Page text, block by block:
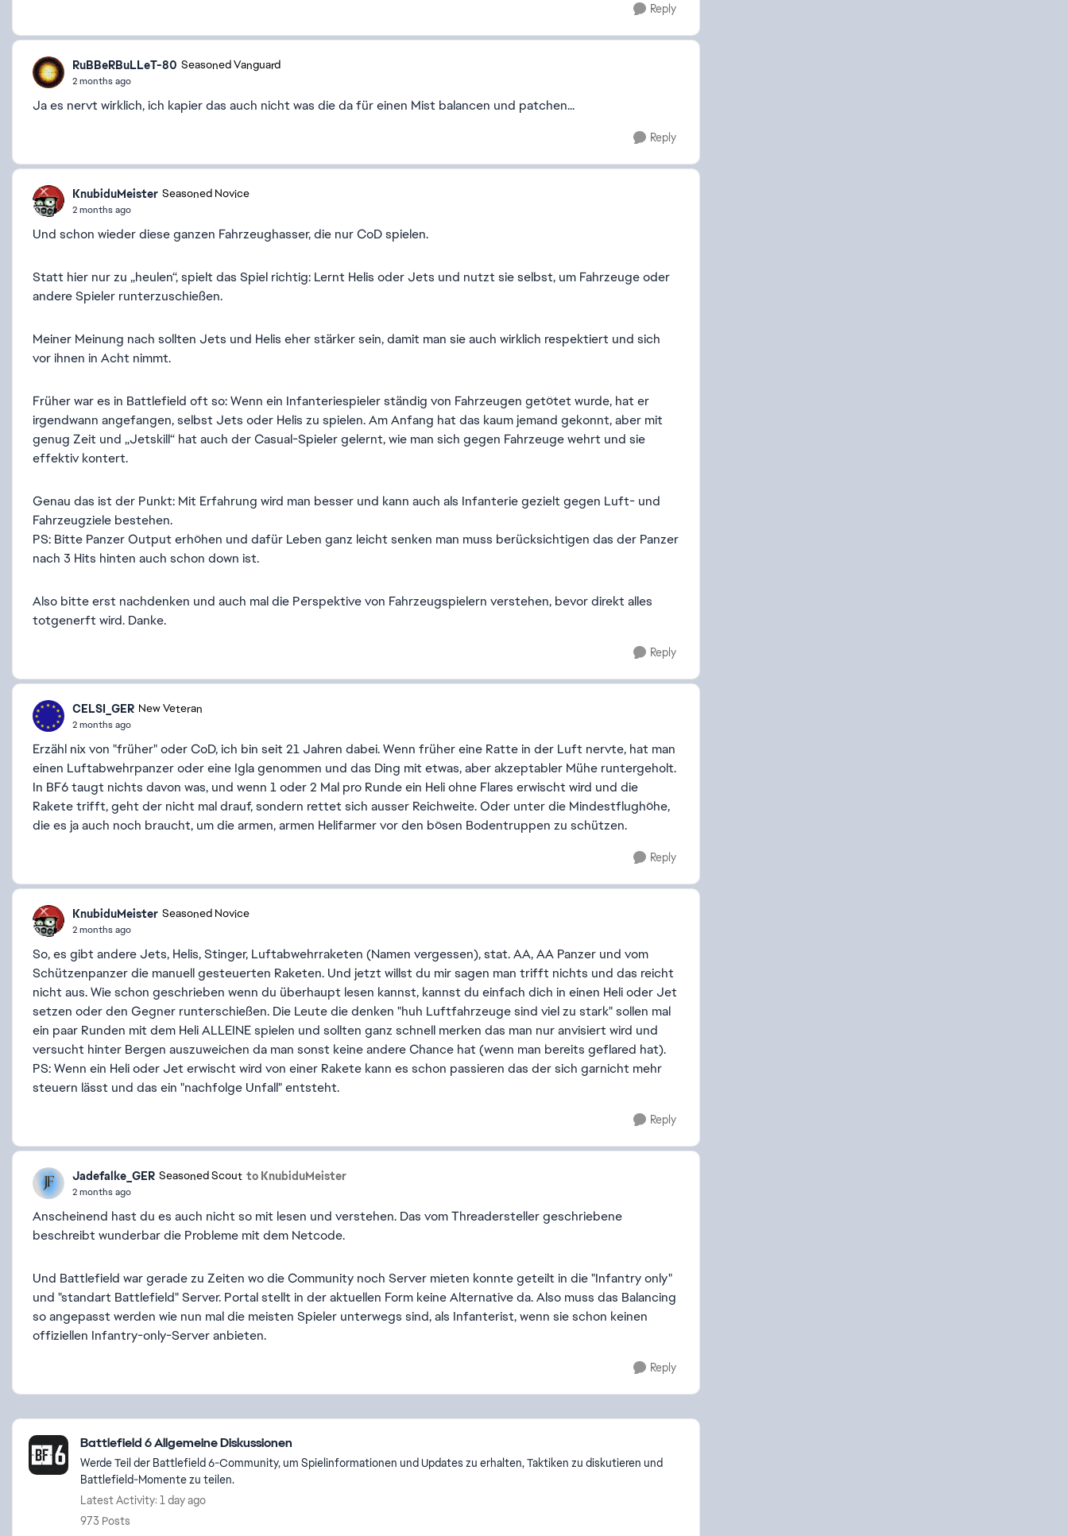
Reply
RuBBeRBuLLeT-80 Seasoned Vanguard
2 months ago
Ja es nervt wirklich, ich kapier das auch nicht was die da für einen Mist balancen und patchen...
Reply
KnubiduMeister Seasoned Novice
2 months ago
Und schon wieder diese ganzen Fahrzeughasser, die nur CoD spielen.
Statt hier nur zu „heulen“, spielt das Spiel richtig: Lernt Helis oder Jets und nutzt sie selbst, um Fahrzeuge oder
andere Spieler runterzuschießen.
Meiner Meinung nach sollten Jets und Helis eher stärker sein, damit man sie auch wirklich respektiert und sich
vor ihnen in Acht nimmt.
Früher war es in Battlefield oft so: Wenn ein Infanteriespieler ständig von Fahrzeugen getötet wurde, hat er
irgendwann angefangen, selbst Jets oder Helis zu spielen. Am Anfang hat das kaum jemand gekonnt, aber mit
genug Zeit und „Jetskill“ hat auch der Casual-Spieler gelernt, wie man sich gegen Fahrzeuge wehrt und sie
effektiv kontert.
Genau das ist der Punkt: Mit Erfahrung wird man besser und kann auch als Infanterie gezielt gegen Luft- und
Fahrzeugziele bestehen.
PS: Bitte Panzer Output erhöhen und dafür Leben ganz leicht senken man muss berücksichtigen das der Panzer
nach 3 Hits hinten auch schon down ist.
Also bitte erst nachdenken und auch mal die Perspektive von Fahrzeugspielern verstehen, bevor direkt alles
totgenerft wird. Danke.
Reply
CELSI_GER New Veteran
2 months ago
Erzähl nix von "früher" oder CoD, ich bin seit 21 Jahren dabei. Wenn früher eine Ratte in der Luft nervte, hat man
einen Luftabwehrpanzer oder eine Igla genommen und das Ding mit etwas, aber akzeptabler Mühe runtergeholt.
In BF6 taugt nichts davon was, und wenn 1 oder 2 Mal pro Runde ein Heli ohne Flares erwischt wird und die
Rakete trifft, geht der nicht mal drauf, sondern rettet sich ausser Reichweite. Oder unter die Mindestflughöhe,
die es ja auch noch braucht, um die armen, armen Helifarmer vor den bösen Bodentruppen zu schützen.
Reply
KnubiduMeister Seasoned Novice
2 months ago
So, es gibt andere Jets, Helis, Stinger, Luftabwehrraketen (Namen vergessen), stat. AA, AA Panzer und vom
Schützenpanzer die manuell gesteuerten Raketen. Und jetzt willst du mir sagen man trifft nichts und das reicht
nicht aus. Wie schon geschrieben wenn du überhaupt lesen kannst, kannst du einfach dich in einen Heli oder Jet
setzen oder den Gegner runterschießen. Die Leute die denken "huh Luftfahrzeuge sind viel zu stark" sollen mal
ein paar Runden mit dem Heli ALLEINE spielen und sollten ganz schnell merken das man nur anvisiert wird und
versucht hinter Bergen auszuweichen da man sonst keine andere Chance hat (wenn man bereits geflared hat).
PS: Wenn ein Heli oder Jet erwischt wird von einer Rakete kann es schon passieren das der sich garnicht mehr
steuern lässt und das ein "nachfolge Unfall" entsteht.
Reply
Jadefalke_GER Seasoned Scout to KnubiduMeister
2 months ago
Anscheinend hast du es auch nicht so mit lesen und verstehen. Das vom Threadersteller geschriebene
beschreibt wunderbar die Probleme mit dem Netcode.
Und Battlefield war gerade zu Zeiten wo die Community noch Server mieten konnte geteilt in die "Infantry only"
und "standart Battlefield" Server. Portal stellt in der aktuellen Form keine Alternative da. Also muss das Balancing
so angepasst werden wie nun mal die meisten Spieler unterwegs sind, als Infanterist, wenn sie schon keinen
offiziellen Infantry-only-Server anbieten.
Reply
Featured Places
Battlefield 6 Allgemeine Diskussionen
Werde Teil der Battlefield 6-Community, um Spielinformationen und Updates zu erhalten, Taktiken zu diskutieren und
Battlefield-Momente zu teilen.
Latest Activity: 1 day ago
973 Posts